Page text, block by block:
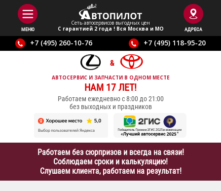
МЕНЮ
Сеть автосервисов выгодныx цен
С гарантией 2 года ! Вся Москва и МО
АДРЕСА
+7 (495) 260-10-76 +7 (495) 118-95-20
АВТОСЕРВИС И ЗАПЧАСТИ В ОДНОМ МЕСТЕ
НАМ 17 ЛЕТ!
Работаем ежедневно с 8:00 до 21:00
без выходных и праздников
Работаем без сюрпризов и всегда на связи!
Соблюдаем сроки и калькуляцию!
Слушаем клиента, работаем на результат!